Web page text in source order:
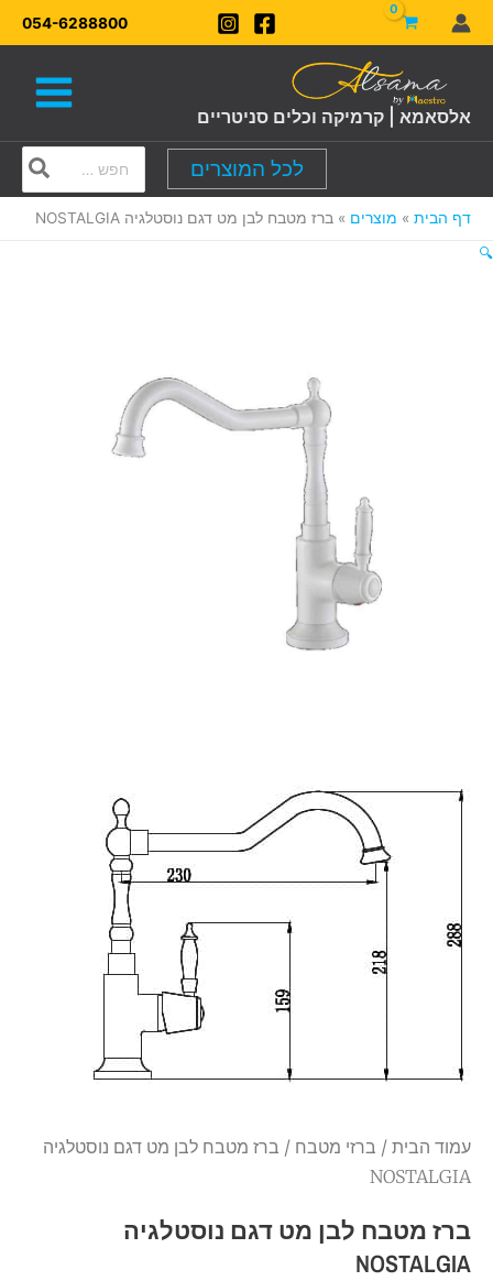
דילוג
לתוכן
054-6288800
אלסאמא | קרמיקה וכלים סניטריים
לכל המוצרים
for:
דף הבית מוצרים
ברז מטבח לבן מט דגם נוסטלגיה NOSTALGIA
🔍
עמוד הבית / ברזי מטבח / ברז מטבח לבן מט דגם נוסטלגיה
NOSTALGIA
ברז מטבח לבן מט דגם נוסטלגיה
NOSTALGIA